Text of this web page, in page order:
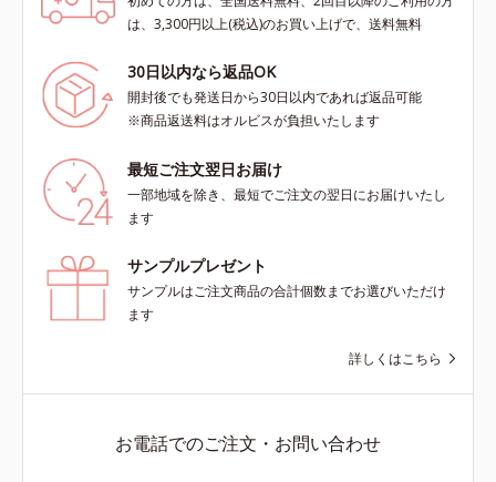
は、3,300円以上(税込)のお買い上げで、送料無料
30日以内なら返品OK
開封後でも発送日から30日以内であれば返品可能
※商品返送料はオルビスが負担いたします
最短ご注文翌日お届け
一部地域を除き、最短でご注文の翌日にお届けいたし
ます
サンプルプレゼント
サンプルはご注文商品の合計個数までお選びいただけ
ます
詳しくはこちら
お電話でのご注文・お問い合わせ